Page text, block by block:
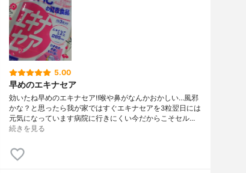
5.00
早めのエキナセア
効いたね早めのエキナセア!!喉や鼻がなんかおかしい…風邪
かな？と思ったら我が家ではすぐエキナセアを3粒翌日には
元気になっています病院に行きにくい今だからこそセル…
続きを見る